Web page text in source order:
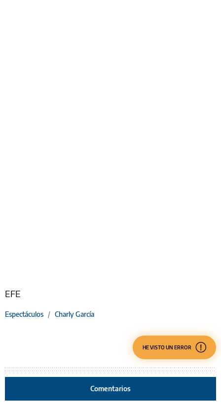
EFE
Espectáculos / Charly García
HE VISTO UN ERROR
Comentarios